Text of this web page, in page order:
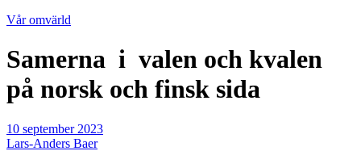
Vår omvärld
Samerna i valen och kvalen
på norsk och finsk sida
10 september 2023
Lars-Anders Baer